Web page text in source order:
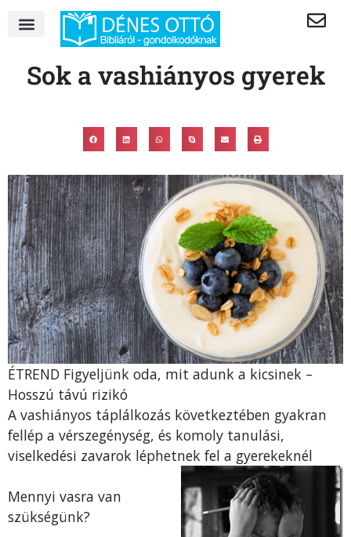
Sok a vashiányos gyerek
ÉTREND Figyeljünk oda, mit adunk a kicsinek –
Hosszú távú rizikó
A vashiányos táplálkozás következtében gyakran
fellép a vérszegénység, és komoly tanulási,
viselkedési zavarok léphetnek fel a gyerekeknél
Mennyi vasra van
szükségünk?